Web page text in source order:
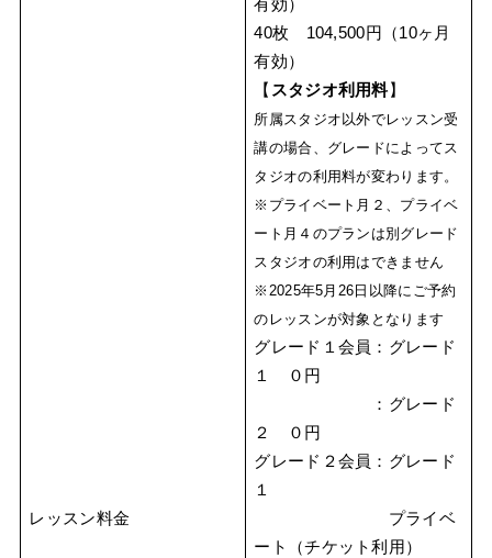
レッスン料金
有効）
40枚 104,500円（10ヶ月
有効）
【 スタジオ利用料 】
所属スタジオ以外でレッスン受
講の場合、グレードによってス
タジオの利用料が変わります。
※プライベート月２、プライベ
ート月４のプランは別グレード
スタジオの利用はできません
※2025年5月26日以降にご予約
のレッスンが対象となります
グレード１会員：グレード
１ ０円
：グレード
２ ０円
グレード２会員：グレード
１
プライベ
ート（チケット利用）